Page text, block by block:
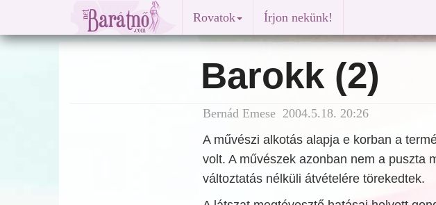
Rovatok Írjon nekünk!
Barokk (2)
Bernád Emese 2004.5.18. 20:26
A művészi alkotás alapja e korban a
volt. A művészek azonban nem a puszta
változtatás nélküli átvételére törekedtek.